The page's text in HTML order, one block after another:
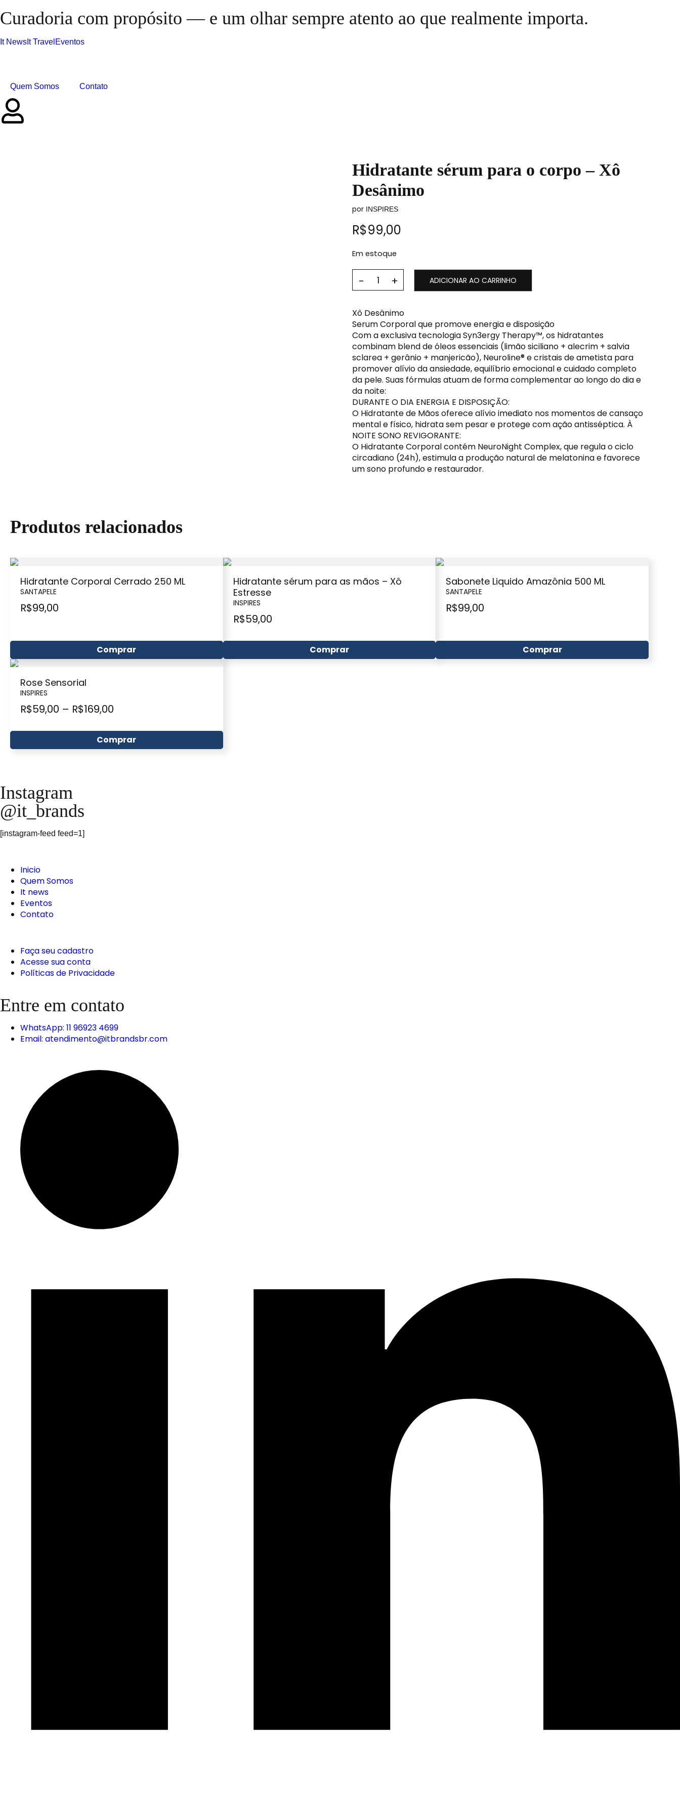
Curadoria com propósito — e um olhar sempre atento ao que realmente importa.
It News It Travel Eventos
Quem Somos Contato
Hidratante sérum para o corpo – Xô
Desânimo
por INSPIRES
R$99,00
Em estoque
ADICIONAR AO CARRINHO
Xô Desânimo
Serum Corporal que promove energia e disposição
Com a exclusiva tecnologia Syn3ergy Therapy™, os hidratantes
combinam blend de óleos essenciais (limão siciliano + alecrim + salvia
sclarea + gerânio + manjericão), Neuroline® e cristais de ametista para
promover alívio da ansiedade, equilíbrio emocional e cuidado completo
da pele. Suas fórmulas atuam de forma complementar ao longo do dia e
da noite:
DURANTE O DIA ENERGIA E DISPOSIÇÃO:
O Hidratante de Mãos oferece alívio imediato nos momentos de cansaço
mental e físico, hidrata sem pesar e protege com ação antisséptica. À
NOITE SONO REVIGORANTE:
O Hidratante Corporal contém NeuroNight Complex, que regula o ciclo
circadiano (24h), estimula a produção natural de melatonina e favorece
um sono profundo e restaurador.
Produtos relacionados
Hidratante Corporal Cerrado 250 ML
SANTAPELE
R$99,00
Comprar
Hidratante sérum para as mãos – Xô
Estresse
INSPIRES
R$59,00
Comprar
Sabonete Liquido Amazônia 500 ML
SANTAPELE
R$99,00
Comprar
Rose Sensorial
INSPIRES
R$59,00 – R$169,00
Comprar
Instagram
@it_brands
[instagram-feed feed=1]
Inicio
Quem Somos
It news
Eventos
Contato
Faça seu cadastro
Acesse sua conta
Políticas de Privacidade
Entre em contato
WhatsApp: 11 96923 4699
Email: atendimento@itbrandsbr.com